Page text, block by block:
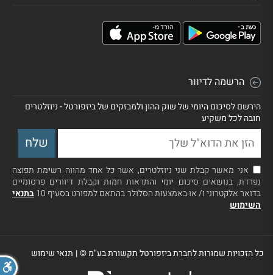
הרשמה לדיוור
הירשם לסיכום היומי של שוק ההון ולמבזקים של ביזפורטל - ניוזלטרים
חובה לכל משקיע
אני מאשר קבלת שני ניוזלטרים, אשר כל אחד מהווה רשימת תפוצה
נפרדת, בנושאים סיכום יומי והתראות חמות וקבלת דיוורים פרסומיים
בדואר אלקטרוני ו/ או באמצעות הסלולר בהתאם למפורט בסעיף 10
בתנאי
השימוש
כל הזכויות שמורות לחברת ביזפורטל תקשורת בע"מ ©| תנאי שימוש